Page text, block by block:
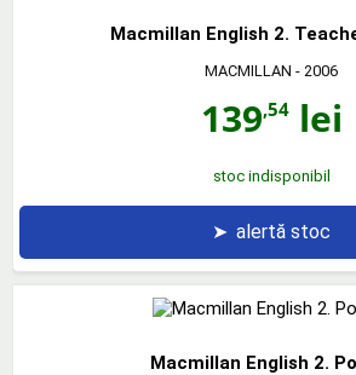
Macmillan English 2.
MACMILLAN - 2006
139,54lei
stoc indisponibil
➤ alertă stoc
Macmillan English 2.